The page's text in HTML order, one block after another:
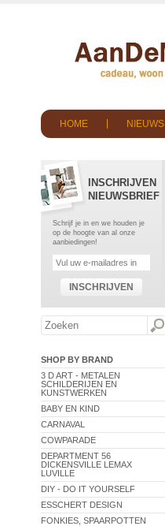
HOME NIEUWS
INSCHRIJVEN
NIEUWSBRIEF
Schrijf je in en we houden je
op de hoogte van al onze
aanbiedingen!
INSCHRIJVEN
SHOP BY BRAND
3 D ART - METALEN
SCHILDERIJEN EN
KUNSTWERKEN
BABY EN KIND
CARNAVAL
COWPARADE
DEPARTMENT 56
DICKENSVILLE LEMAX
LUVILLE
DIY - DO IT YOURSELF
ESSCHERT DESIGN
FONKIES, SPAARPOTTEN